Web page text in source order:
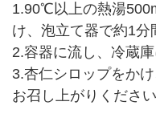
1.90℃以上の熱湯
け、泡立て器で約1分
2.容器に流し、冷蔵
3.杏仁シロップをか
お召し上がりください